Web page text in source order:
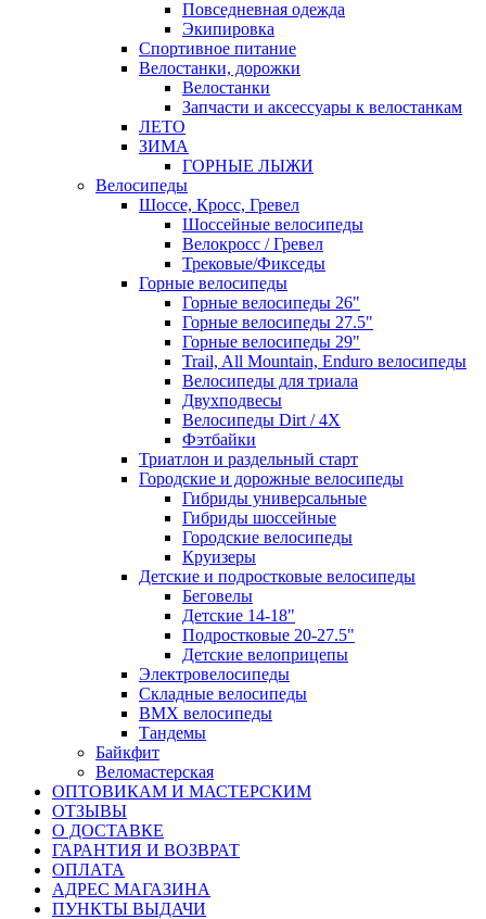
Повседневная одежда
Экипировка
Спортивное питание
Велостанки, дорожки
Велостанки
Запчасти и аксессуары к велостанкам
ЛЕТО
ЗИМА
ГОРНЫЕ ЛЫЖИ
Велосипеды
Шоссе, Кросс, Гревел
Шоссейные велосипеды
Велокросс / Гревел
Трековые/Фикседы
Горные велосипеды
Горные велосипеды 26"
Горные велосипеды 27.5"
Горные велосипеды 29"
Trail, All Mountain, Enduro велосипеды
Велосипеды для триала
Двухподвесы
Велосипеды Dirt / 4X
Фэтбайки
Триатлон и раздельный старт
Городские и дорожные велосипеды
Гибриды универсальные
Гибриды шоссейные
Городские велосипеды
Круизеры
Детские и подростковые велосипеды
Беговелы
Детские 14-18"
Подростковые 20-27.5"
Детские велоприцепы
Электровелосипеды
Складные велосипеды
BMX велосипеды
Тандемы
Байкфит
Веломастерская
ОПТОВИКАМ И МАСТЕРСКИМ
ОТЗЫВЫ
О ДОСТАВКЕ
ГАРАНТИЯ И ВОЗВРАТ
ОПЛАТА
АДРЕС МАГАЗИНА
ПУНКТЫ ВЫДАЧИ